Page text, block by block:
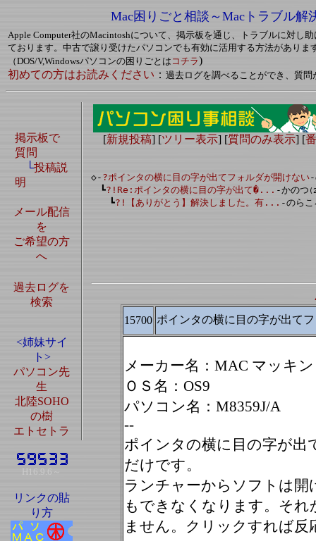
Mac困りごと相談～Macトラブル解
Apple Computer社のMacintoshについて、掲示板を通じ、トラブルに対し
ております。中古で譲り受けたパソコンでも有効に活用する方法がありま
（DOS/V,Windowsパソコンの困りごとは コチラ)
初めての方はお読みください ： 過去ログを調べることができ、質問
[新規投稿] [ツリー表示] [質問のみ表示] [
◇- ?ポインタの横に目の字が出てフォルダが開けない-
┗?!Re:ポインタの横に目の字が出て�... -かのつ
┗?!【ありがとう】解決しました。有... -のらこ
15700 ポインタの横に目の字が出て
メーカー名：MAC マッキ
ＯＳ名：OS9
パソコン名：M8359J/A
--
ポインタの横に目の字が
だけです。
ランチャーからソフトは
もできなくなります。そ
ません。クリックすれば
掲示板で
質問
└投稿説
明
メール配信
を
ご希望の方
へ
過去ログを
検索
<姉妹サイ
ト>
パソコン先
生
北陸SOHO
の樹
エトセトラ
H16.9.6～
リンクの貼
り方